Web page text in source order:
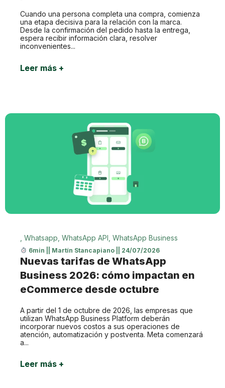
Cuando una persona completa una compra, comienza
una etapa decisiva para la relación con la marca.
Desde la confirmación del pedido hasta la entrega,
espera recibir información clara, resolver
inconvenientes...
Leer más +
Whatsapp WhatsApp API WhatsApp Business
6min Martín Stancapiano 24/07/2026
Nuevas tarifas de WhatsApp
Business 2026: cómo impactan en
eCommerce desde octubre
A partir del 1 de octubre de 2026, las empresas que
utilizan WhatsApp Business Platform deberán
incorporar nuevos costos a sus operaciones de
atención, automatización y postventa. Meta comenzará
a...
Leer más +